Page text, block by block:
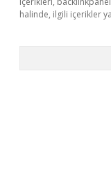
halinde, ilgili içerikler